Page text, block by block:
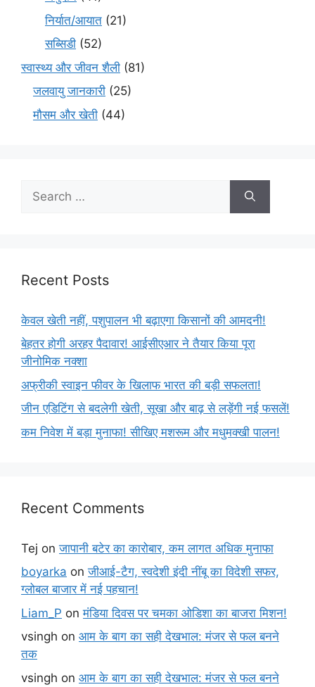
निर्यात/आयात (21)
सब्सिडी (52)
स्वास्थ्य और जीवन शैली (81)
जलवायु जानकारी (25)
मौसम और खेती (44)
Recent Posts
केवल खेती नहीं, पशुपालन भी बढ़ाएगा किसानों की आमदनी!
बेहतर होगी अरहर पैदावार! आईसीएआर ने तैयार किया पूरा
जीनोमिक नक्शा
अफ्रीकी स्वाइन फीवर के खिलाफ भारत की बड़ी सफलता!
जीन एडिटिंग से बदलेगी खेती, सूखा और बाढ़ से लड़ेंगी नई फसलें!
कम निवेश में बड़ा मुनाफा! सीखिए मशरूम और मधुमक्खी पालन!
Recent Comments
Tej onजापानी बटेर का कारोबार, कम लागत अधिक मुनाफा
boyarka onजीआई-टैग, स्वदेशी इंदी नींबू का विदेशी सफर,
ग्लोबल बाजार में नई पहचान!
Liam_P onमंडिया दिवस पर चमका ओडिशा का बाजरा मिशन!
vsingh on आम के बाग का सही देखभाल: मंजर से फल बनने
तक
vsingh on आम के बाग का सही देखभाल: मंजर से फल बनने